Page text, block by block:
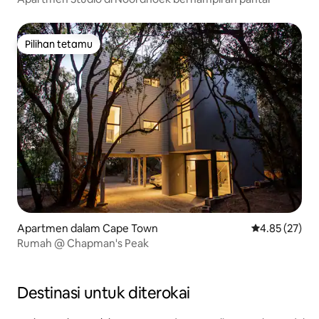
Pilihan tetamu
Pilihan tetamu
Apartmen dalam Cape Town Penarafan
4.85 (27)
Rumah @ Chapman's Peak
Destinasi untuk diterokai